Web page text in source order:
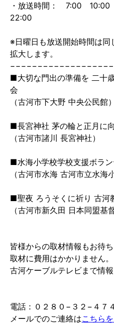
・放送時間： 7:00
22:00
※日曜日も放送開始時間は
拡大します。
■大切な門出の準備を 二十
会
（古河市下大野 中央公民館）
■長宮神社 茅の輪と正月に
（古河市諸川 長宮神社）
■水海小学校学校支援ボラン
（古河市水海 古河市立水海
■聖夜 ろうそくに祈り 古河
（古河市新久田 日本同盟基
皆様からの取材情報もお待ち
取材に費用はかかりません。
古河ケーブルテレビまで情
電話：０２８０−３２−４７
メールでのご連絡はこちら